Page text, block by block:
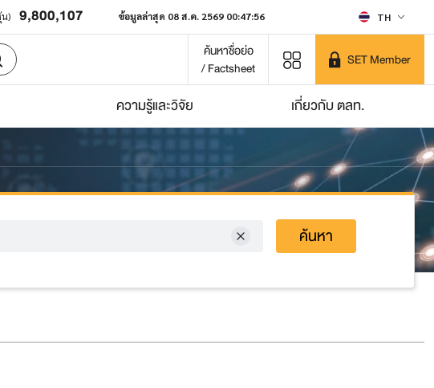
) 9,800,107 ข้อมูลล่าสุด 08 ส.ค. 2569 00:47:56 TH
ค้นหาชื่อย่อ
/ Factsheet
SET Member
ความรู้และวิจัย เกี่ยวกับ ตลท.
ค้นหา